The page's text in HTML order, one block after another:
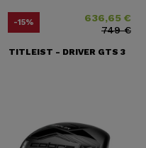
-15% Precio636,65 €
Precio base
749 €
TITLEIST - DRIVER GTS 3